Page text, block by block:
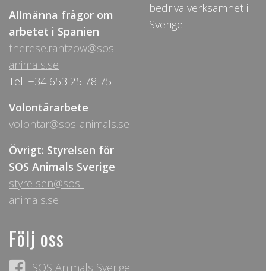
Allmänna frågor om
arbetet i Spanien
therese.rantzow@sos-
animals.se
Tel: +34 653 25 78 75
Volontärarbete
volontar@sos-animals.se
Övrigt: Styrelsen för
SOS Animals Sverige
styrelsen@sos-
animals.se
bedriva verksamhet i
Sverige
Följ oss
SOS Animals Sverige